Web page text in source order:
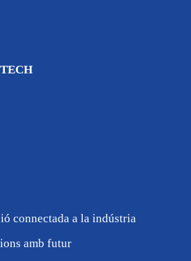
connectada a la indústria
amb futur